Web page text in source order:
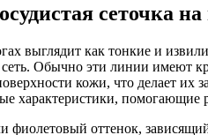
сеточка на
выглядит как тонкие и
Обычно эти линии имеют
кожи, что делает
характеристики, помогающие
фиолетовый оттенок,